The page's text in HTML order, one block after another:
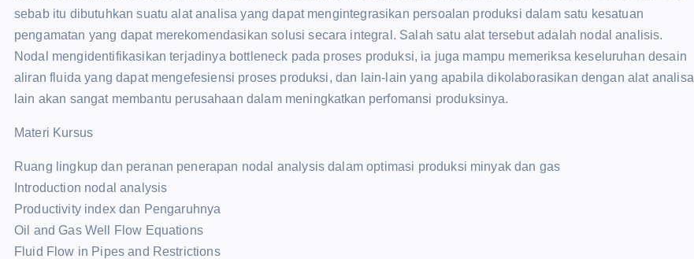
sebab itu dibutuhkan suatu alat analisa yang dapat mengintegrasikan persoalan produksi dalam satu kesatuan
pengamatan yang dapat merekomendasikan solusi secara integral. Salah satu alat tersebut adalah nodal analisis.
Nodal mengidentifikasikan terjadinya bottleneck pada proses produksi, ia juga mampu memeriksa keseluruhan desain
aliran fluida yang dapat mengefesiensi proses produksi, dan lain-lain yang apabila dikolaborasikan dengan alat analisa
lain akan sangat membantu perusahaan dalam meningkatkan perfomansi produksinya.
Materi Kursus
Ruang lingkup dan peranan penerapan nodal analysis dalam optimasi produksi minyak dan gas
Introduction nodal analysis
Productivity index dan Pengaruhnya
Oil and Gas Well Flow Equations
Fluid Flow in Pipes and Restrictions